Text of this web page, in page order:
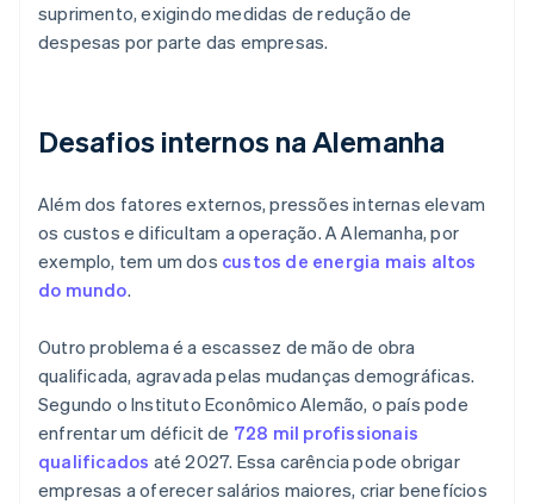
suprimento, exigindo medidas de redução de
despesas por parte das empresas.
Desafios internos na Alemanha
Além dos fatores externos, pressões internas elevam
os custos e dificultam a operação. A Alemanha, por
exemplo, tem um dos custos de energia mais altos
do mundo.
Outro problema é a escassez de mão de obra
qualificada, agravada pelas mudanças demográficas.
Segundo o Instituto Econômico Alemão, o país pode
enfrentar um déficit de 728 mil profissionais
qualificados até 2027. Essa carência pode obrigar
empresas a oferecer salários maiores, criar benefícios